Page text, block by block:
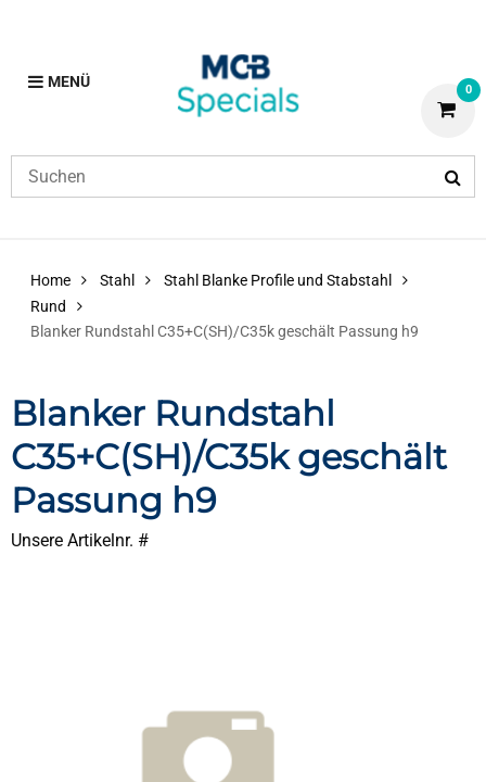
MENÜ 0
Home Stahl
Stahl Blanke Profile und Stabstahl
Rund
Blanker Rundstahl C35+C(SH)/C35k geschält Passung h9
Blanker Rundstahl
C35+C(SH)/C35k geschält
Passung h9
Unsere Artikelnr. #